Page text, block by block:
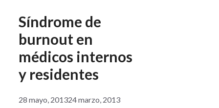
Síndrome de
burnout en
médicos internos
y residentes
28 mayo, 201324 marzo, 2013